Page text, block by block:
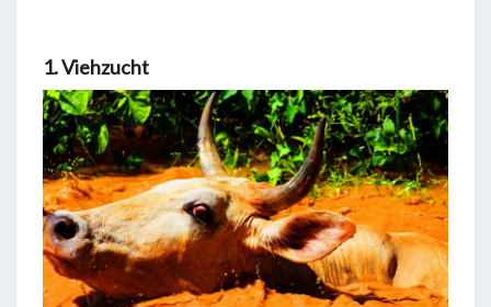
1. Viehzucht